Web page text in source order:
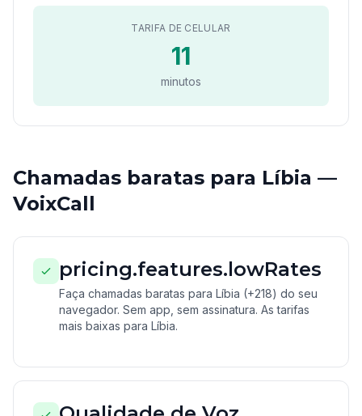
TARIFA DE CELULAR
11
minutos
Chamadas baratas para Líbia —
VoixCall
pricing.features.lowRates
Faça chamadas baratas para Líbia (+218) do seu
navegador. Sem app, sem assinatura. As tarifas
mais baixas para Líbia.